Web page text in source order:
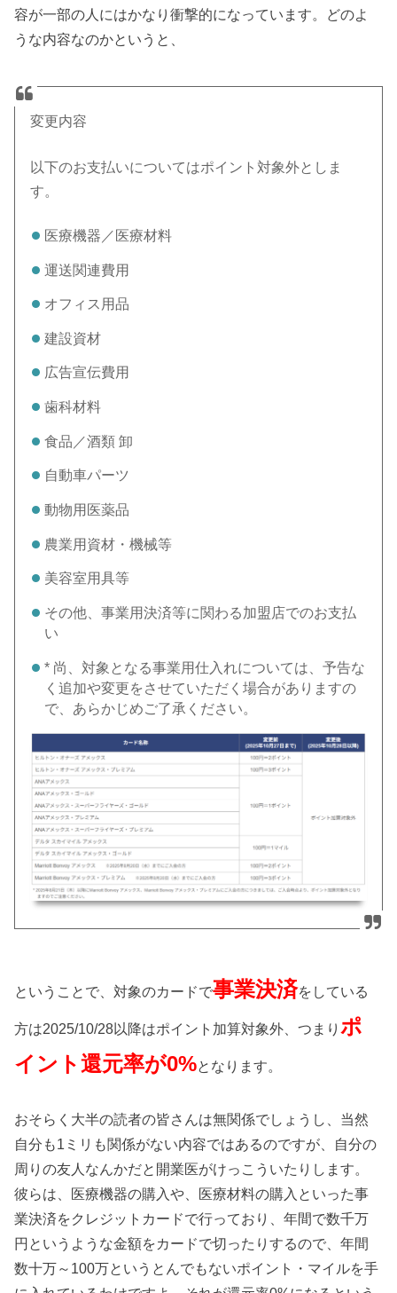
容が一部の人にはかなり衝撃的になっています。どのよ
うな内容なのかというと、
変更内容
以下のお支払いについてはポイント対象外としま
す。
医療機器／医療材料
運送関連費用
オフィス用品
建設資材
広告宣伝費用
歯科材料
食品／酒類 卸
自動車パーツ
動物用医薬品
農業用資材・機械等
美容室用具等
その他、事業用決済等に関わる加盟店でのお支払
い
* 尚、対象となる事業用仕入れについては、予告な
く追加や変更をさせていただく場合がありますの
で、あらかじめご了承ください。
ということで、対象のカードで事業決済をしている
方は2025/10/28以降はポイント加算対象外、つまりポ
イント還元率が0%となります。
おそらく大半の読者の皆さんは無関係でしょうし、当然
自分も1ミリも関係がない内容ではあるのですが、自分の
周りの友人なんかだと開業医がけっこういたりします。
彼らは、医療機器の購入や、医療材料の購入といった事
業決済をクレジットカードで行っており、年間で数千万
円というような金額をカードで切ったりするので、年間
数十万～100万というとんでもないポイント・マイルを手